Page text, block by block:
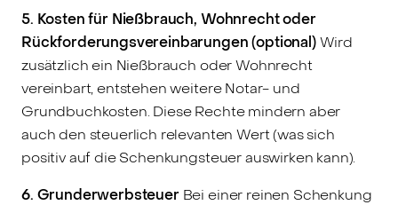
5. Kosten für Nießbrauch, Wohnrecht oder
Rückforderungsvereinbarungen (optional)Wird
zusätzlich ein Nießbrauch oder Wohnrecht
vereinbart, entstehen weitere Notar- und
Grundbuchkosten. Diese Rechte mindern aber
auch den steuerlich relevanten Wert (was sich
positiv auf die Schenkungsteuer auswirken kann).
6. Grunderwerbsteuer Bei einer reinen Schenkung